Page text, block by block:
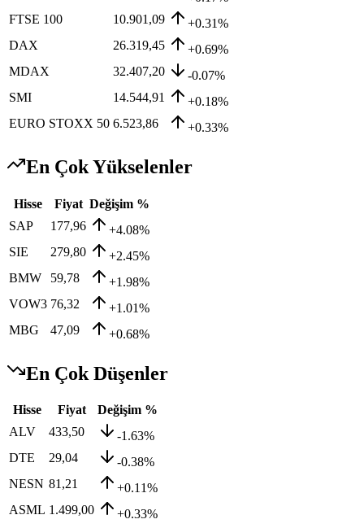
FTSE 100
10.901,09
+0.31%
DAX
26.319,45
+0.69%
MDAX
32.407,20
-0.07%
SMI
14.544,91
+0.18%
EURO STOXX 50 6.523,86 +0.33%
En Çok Yükselenler
Hisse Fiyat Değişim %
SAP
177,96
+4.08%
SIE
279,80
+2.45%
BMW
59,78
+1.98%
VOW3 76,32
+1.01%
MBG
47,09 +0.68%
En Çok Düşenler
Hisse Fiyat
Değişim %
ALV
433,50
-1.63%
DTE
29,04
-0.38%
NESN 81,21
+0.11%
ASML 1.499,00
+0.33%